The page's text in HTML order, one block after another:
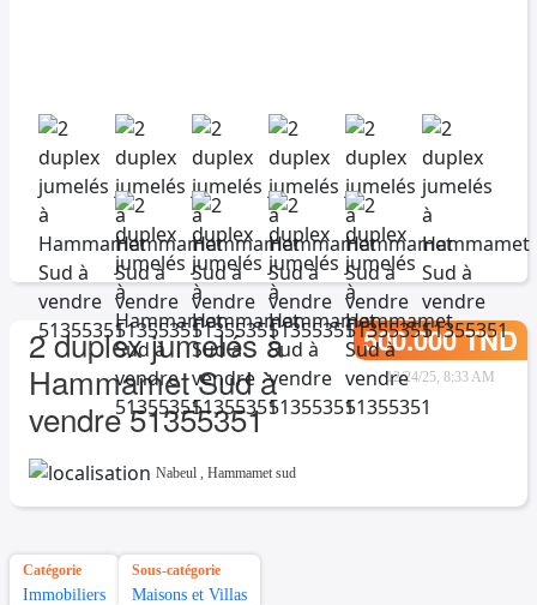
2 duplex jumelés à
Hammamet Sud à
vendre 51355351
500.000 TND
12/24/25, 8:33 AM
Nabeul , Hammamet sud
Catégorie
Immobiliers
Sous-catégorie
Maisons et Villas